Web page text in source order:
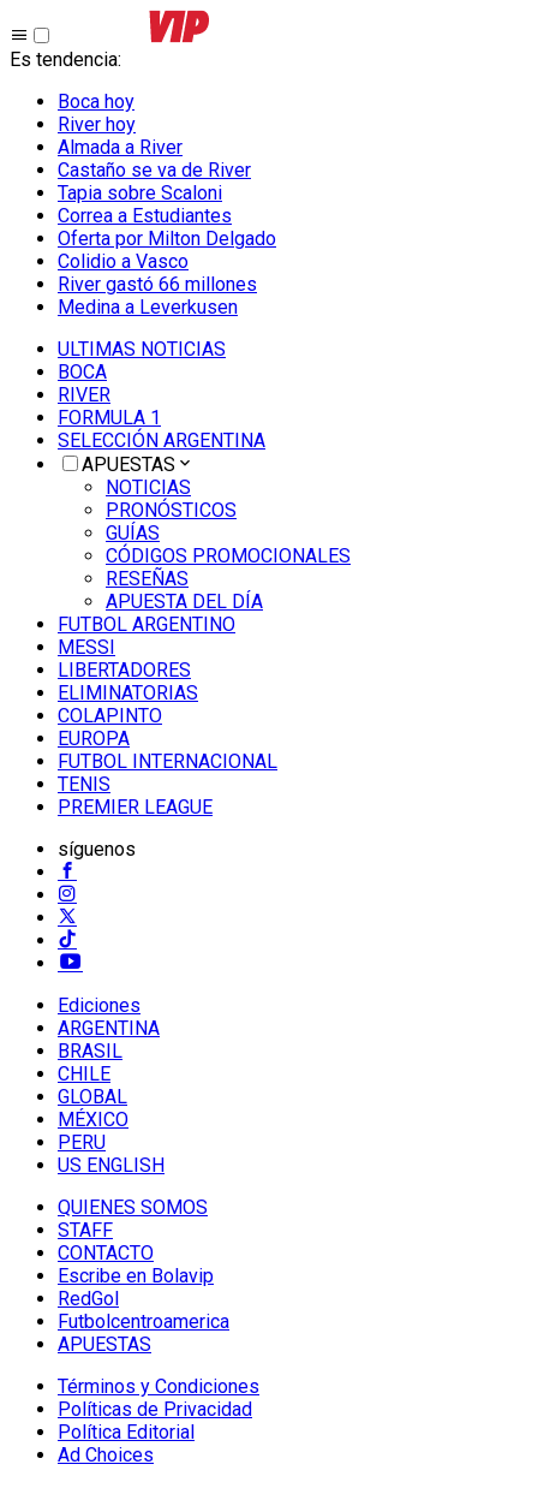
Es tendencia:
Boca hoy
River hoy
Almada a River
Castaño se va de River
Tapia sobre Scaloni
Correa a Estudiantes
Oferta por Milton Delgado
Colidio a Vasco
River gastó 66 millones
Medina a Leverkusen
ULTIMAS NOTICIAS
BOCA
RIVER
FORMULA 1
SELECCIÓN ARGENTINA
APUESTAS
NOTICIAS
PRONÓSTICOS
GUÍAS
CÓDIGOS PROMOCIONALES
RESEÑAS
APUESTA DEL DÍA
FUTBOL ARGENTINO
MESSI
LIBERTADORES
ELIMINATORIAS
COLAPINTO
EUROPA
FUTBOL INTERNACIONAL
TENIS
PREMIER LEAGUE
síguenos
Ediciones
ARGENTINA
BRASIL
CHILE
GLOBAL
MÉXICO
PERU
US ENGLISH
QUIENES SOMOS
STAFF
CONTACTO
Escribe en Bolavip
RedGol
Futbolcentroamerica
APUESTAS
Términos y Condiciones
Políticas de Privacidad
Política Editorial
Ad Choices